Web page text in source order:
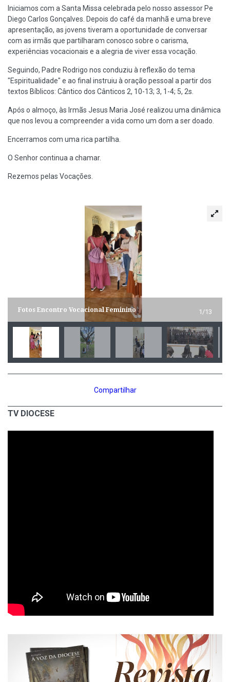
Iniciamos com a Santa Missa celebrada pelo nosso assessor Pe
Diego Carlos Gonçalves. Depois do café da manhã e uma breve
apresentação, as jovens tiveram a oportunidade de conversar
com as irmãs que partilharam conosco sobre o carisma,
experiências vocacionais e a alegria de viver essa vocação.
Seguindo, Padre Rodrigo nos conduziu à reflexão do tema
"Espiritualidade" e ao final instruiu à oração pessoal a partir dos
textos Bíblicos: Cântico dos Cânticos 2, 10-13; 3, 1-4; 5, 2s.
Após o almoço, às Irmãs Jesus Maria José realizou uma dinâmica
que nos levou a compreender a vida como um dom a ser doado.
Encerramos com uma rica partilha.
O Senhor continua a chamar.
Rezemos pelas Vocações.
Fotos Encontro Vocacional Feminino 1/13
Compartilhar
TV DIOCESE